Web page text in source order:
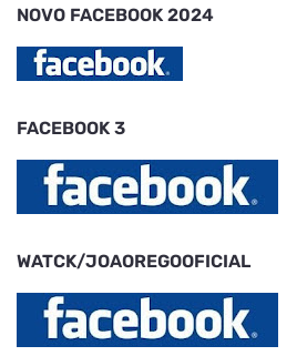
NOVO FACEBOOK 2024
FACEBOOK 3
WATCK/JOAOREGOOFICIAL